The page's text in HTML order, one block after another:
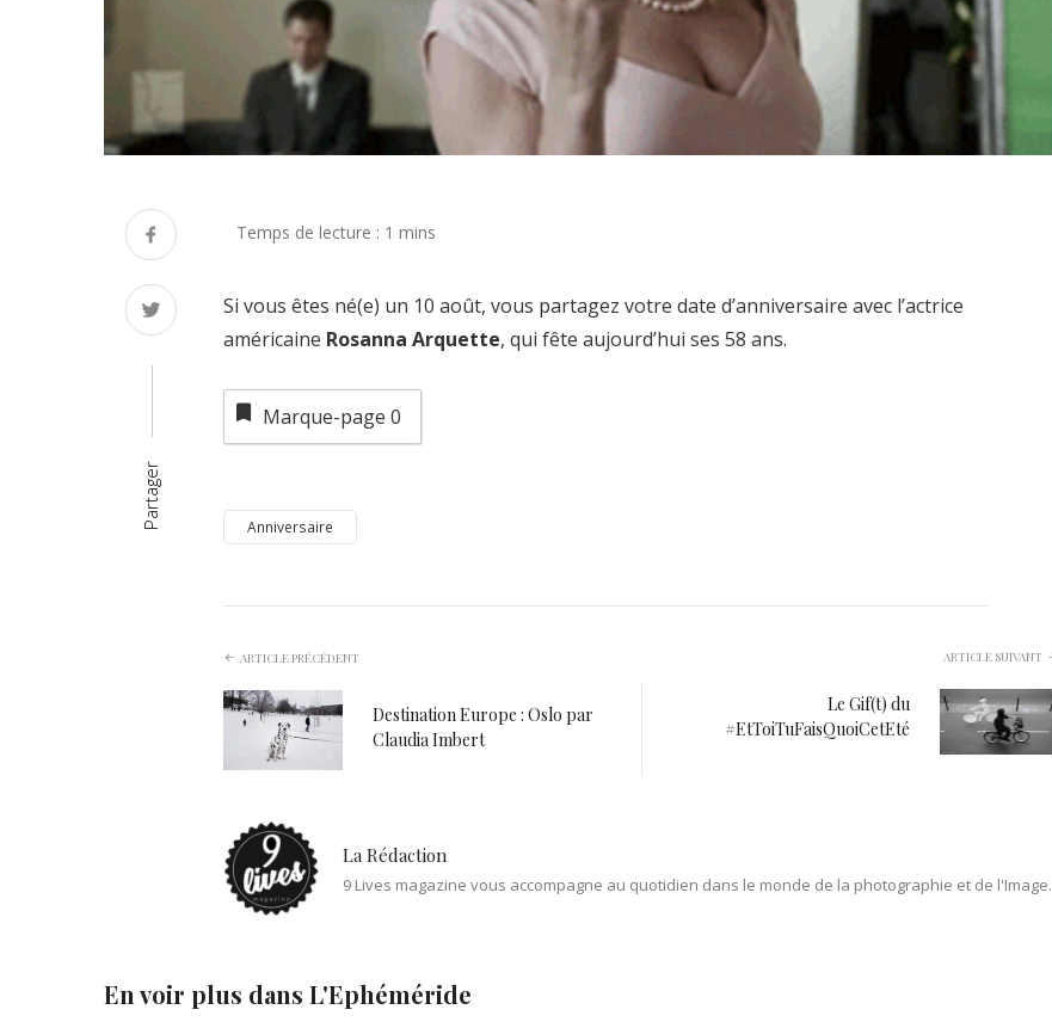
Partager
Si vous êtes né(e) un 10 août, vous partagez votre date d’anniversaire avec l’actrice
américaine Rosanna Arquette, qui fête aujourd’hui ses 58 ans.
Marque-page 0
Anniversaire
ARTICLE PRÉCÉDENT
Destination Europe : Oslo par
Claudia Imbert
ARTICLE SUIVANT
Le Gif(t) du
#EtToiTuFaisQuoiCetEté
La Rédaction
9 Lives magazine vous accompagne au quotidien dans le monde de la photographie et de l'Image.
En voir plus dans L'Ephéméride